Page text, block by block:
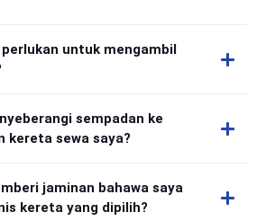
untuk mengambil
sempadan ke
kereta sewa saya?
jaminan bahawa saya
kereta yang dipilih?